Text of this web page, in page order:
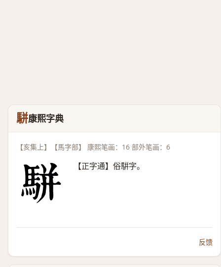
駢康熙字典
【亥集上】【馬字部】 康熙笔画：16 部外笔画：6
【正字通】俗騈字。
反馈